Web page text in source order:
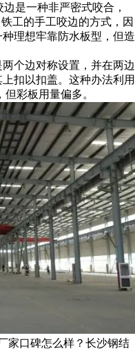
是一种非严密式咬合，
工的手工咬边的方式，因
理想牢靠防水板型，但造
个边对称设置，并在两边
扣以扣盖。这种办法利用
彩板用量偏多。
家口碑怎么样？长沙钢结